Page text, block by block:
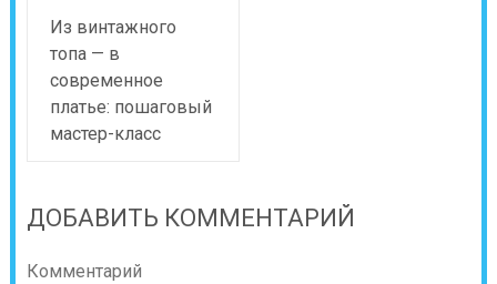
Из винтажного
топа — в
современное
платье: пошаговый
мастер-класс
ДОБАВИТЬ КОММЕНТАРИЙ
Комментарий